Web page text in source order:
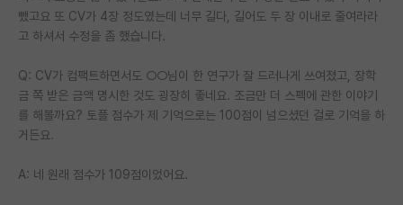
뺐고요 또 CV가 4장 정도였는데 너무 길다, 길어도 두 장 이내로 줄여라라
고 하셔서 수정을 좀 했습니다.
Q: CV가 컴팩트하면서도 ○○님이 한 연구가 잘 드러나게 쓰여졌고, 장학
금 쪽 받은 금액 명시한 것도 굉장히 좋네요. 조금만 더 스펙에 관한 이야기
를 해볼까요? 토플 점수가 제 기억으로는 100점이 넘으셨던 걸로 기억을 하
거든요.
A: 네 원래 점수가 109점이었어요.